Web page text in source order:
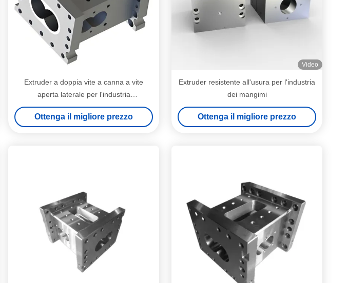
Extruder a doppia vite a canna a vite
aperta laterale per l'industria
dell'ingegneria plastica
Ottenga il migliore prezzo
Video
Extruder resistente all'usura per l'industria
dei mangimi
Ottenga il migliore prezzo